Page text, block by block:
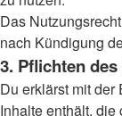
Das
nach Kündigung
3. Pflichten
Du erklärst mit
Inhalte enthält,